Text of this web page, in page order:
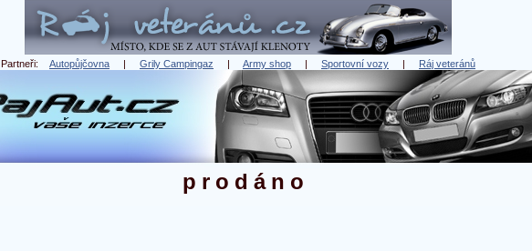
Partneři: Autopůjčovna | Grily Campingaz | Army shop | Sportovní vozy | Ráj veteránů
prodáno